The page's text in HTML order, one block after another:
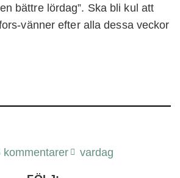
bättre lördag”. Ska bli kul att
vänner efter alla dessa veckor
kommentarer vardag